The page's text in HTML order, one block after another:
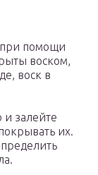
помощи
воском,
воск в
залейте
их.